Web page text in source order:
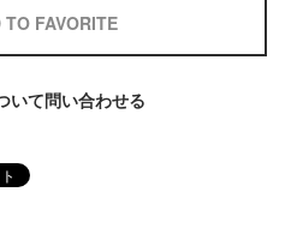
TO FAVORITE
いて問い合わせる